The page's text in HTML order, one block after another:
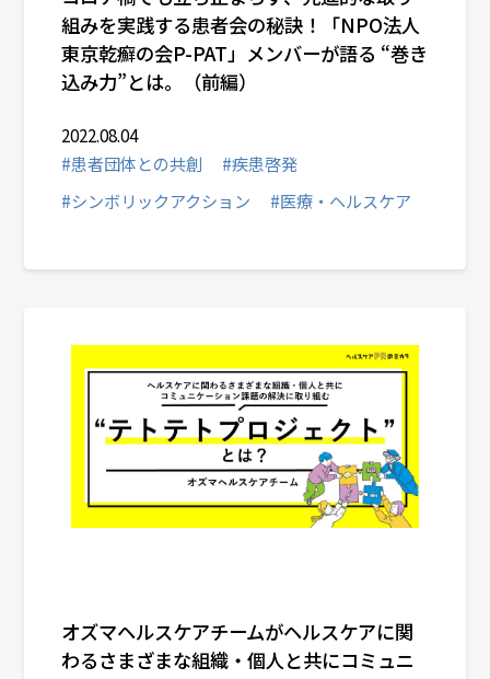
組みを実践する患者会の秘訣！「NPO法人
東京乾癬の会P-PAT」メンバーが語る “巻き
込み力”とは。（前編）
2022.08.04
#患者団体との共創
#疾患啓発
#シンボリックアクション
#医療・ヘルスケア
オズマヘルスケアチームがヘルスケアに関
わるさまざまな組織・個人と共にコミュニ